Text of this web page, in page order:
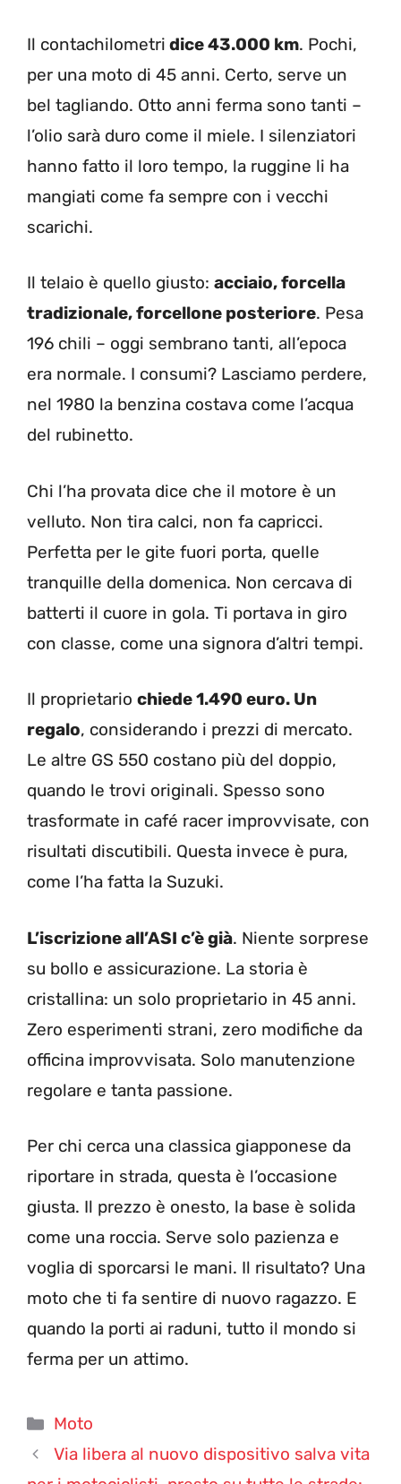
Il contachilometri dice 43.000 km. Pochi,
per una moto di 45 anni. Certo, serve un
bel tagliando. Otto anni ferma sono tanti –
l’olio sarà duro come il miele. I silenziatori
hanno fatto il loro tempo, la ruggine li ha
mangiati come fa sempre con i vecchi
scarichi.
Il telaio è quello giusto: acciaio, forcella
tradizionale, forcellone posteriore. Pesa
196 chili – oggi sembrano tanti, all’epoca
era normale. I consumi? Lasciamo perdere,
nel 1980 la benzina costava come l’acqua
del rubinetto.
Chi l’ha provata dice che il motore è un
velluto. Non tira calci, non fa capricci.
Perfetta per le gite fuori porta, quelle
tranquille della domenica. Non cercava di
batterti il cuore in gola. Ti portava in giro
con classe, come una signora d’altri tempi.
Il proprietario chiede 1.490 euro. Un
regalo, considerando i prezzi di mercato.
Le altre GS 550 costano più del doppio,
quando le trovi originali. Spesso sono
trasformate in café racer improvvisate, con
risultati discutibili. Questa invece è pura,
come l’ha fatta la Suzuki.
L’iscrizione all’ASI c’è già. Niente sorprese
su bollo e assicurazione. La storia è
cristallina: un solo proprietario in 45 anni.
Zero esperimenti strani, zero modifiche da
officina improvvisata. Solo manutenzione
regolare e tanta passione.
Per chi cerca una classica giapponese da
riportare in strada, questa è l’occasione
giusta. Il prezzo è onesto, la base è solida
come una roccia. Serve solo pazienza e
voglia di sporcarsi le mani. Il risultato? Una
moto che ti fa sentire di nuovo ragazzo. E
quando la porti ai raduni, tutto il mondo si
ferma per un attimo.
Categorie
Moto
Via libera al nuovo dispositivo salva vita